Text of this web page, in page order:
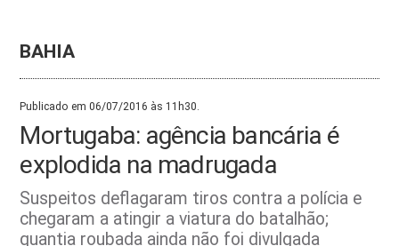
BAHIA
Publicado em 06/07/2016 às 11h30.
Mortugaba: agência bancária é
explodida na madrugada
Suspeitos deflagaram tiros contra a polícia e
chegaram a atingir a viatura do batalhão;
quantia roubada ainda não foi divulgada